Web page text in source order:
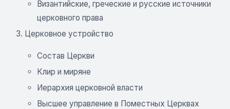
Византийские, греческие и русские источники
церковного права
Церковное устройство
Состав Церкви
Клир и миряне
Иерархия церковной власти
Высшее управление в Поместных Церквах